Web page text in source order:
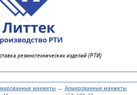
резинотехнических изделий (РТИ)
манжеты → Армированные манжеты